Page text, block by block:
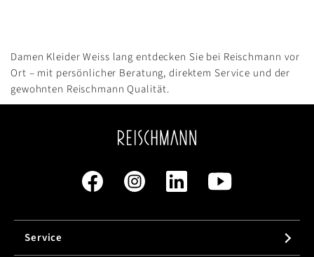
Damen Kleider Weiss lang entdecken Sie bei Reischmann vor
Ort – mit persönlicher Beratung, direktem Service und der
gewohnten Reischmann Qualität.
Service